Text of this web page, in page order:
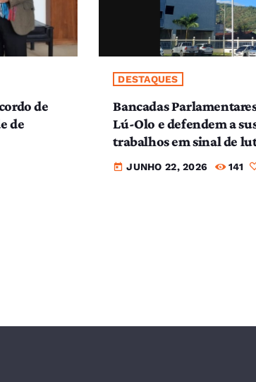
de
de
DESTAQUES
Bancadas
Lú-Olo e defendem a
trabalhos em sinal de
today JUNHO 22, 2026 141